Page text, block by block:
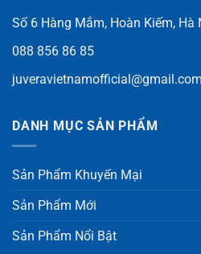
Số 6 Hàng Mắm, Hoàn Kiếm, Hà
088 856 86 85
juveravietnamofficial@gmail.com
DANH MỤC SẢN PHẨM
Sản Phẩm Khuyến Mại
Sản Phẩm Mới
Sản Phẩm Nổi Bật